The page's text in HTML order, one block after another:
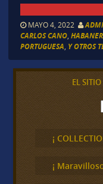
MAYO 4, 2022
CARLOS CANO,
PORTUGUESA, Y OTROS
EL
¡
¡